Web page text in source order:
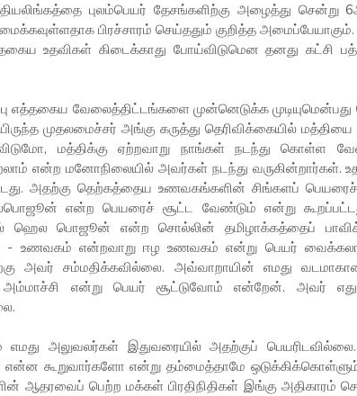
புலம்பெயர் தேசங்களிற்கு அழைத்து சென்று
பிரச்சாரம் செய்ததும் குறித்த அமைப்பேயாகும்.
உதவிகள் கிடைக்காது போய்விடுமென தனது கட்சி
எத்தகைய வேலைத்திட்டங்களை முன்னெடுக்க
முதலமைச்சர் அங்கு கருத்து தெரிவிக்கையில் மத்தியை
மத்திக்கு ஏற்றவாறு நாங்கள் நடந்து கொள்ள
என்ற மனோநிலையில் அவர்கள் நடந்து வருகின்றார்கள்.
அதற்கு தெற்கத்தைய உணவகங்களின் சிங்களப்
என்ற பெயரைச் சூட்ட வேண்டும் என்று
ஹெல பொஜூன் என்ற சொல்லின் தமிழாக்கத்தைப்
உணவகம் என்றவாறு ஈழ உணவகம் என்று பெயர்
அவர் சம்மதிக்கவில்லை. அவ்வாறாயின் எமது
என்று பெயர் சூட்டுவோம் என்றேன். அவர்
எமது அலுவலர்கள் இதுவரையில் அதற்குப்
என்ன கூறுவார்களோ என்று தம்மைத்தாமே
ஆதரவைப் பெற்ற மக்கள் பிரதிநிதிகள் இங்கு அதிகாரம்